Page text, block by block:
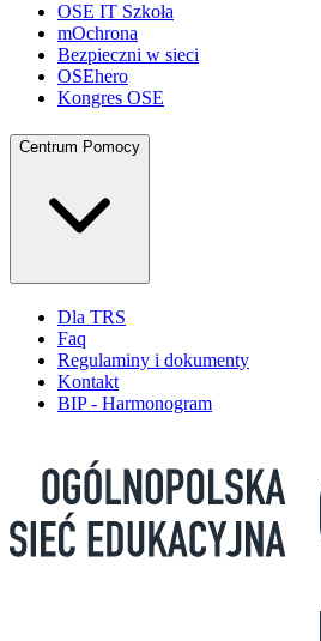
OSE IT Szkoła
mOchrona
Bezpieczni w sieci
OSEhero
Kongres OSE
Centrum Pomocy
Dla TRS
Faq
Regulaminy i dokumenty
Kontakt
BIP - Harmonogram